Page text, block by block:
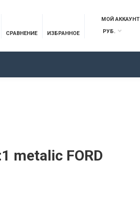
СРАВНЕНИЕ ИЗБРАННОЕ
МОЙ АККАУНТ
РУБ.
metalic FORD